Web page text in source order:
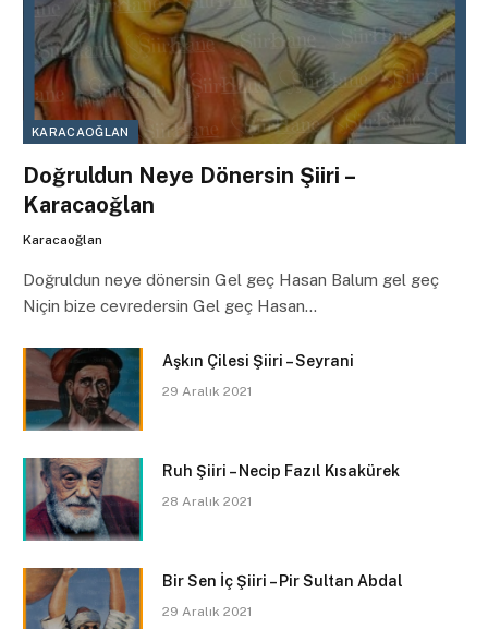
KARACAOĞLAN
Doğruldun Neye Dönersin Şiiri –
Karacaoğlan
Karacaoğlan
Doğruldun neye dönersin Gel geç Hasan Balum gel geç
Niçin bize cevredersin Gel geç Hasan…
Aşkın Çilesi Şiiri – Seyrani
29 Aralık 2021
Ruh Şiiri – Necip Fazıl Kısakürek
28 Aralık 2021
Bir Sen İç Şiiri – Pir Sultan Abdal
29 Aralık 2021